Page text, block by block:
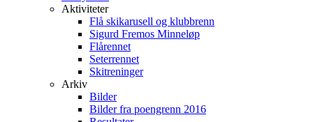
Aktiviteter
Flå skikarusell og klubbrenn
Sigurd Fremos Minneløp
Flårennet
Seterrennet
Skitreninger
Arkiv
Bilder
Bilder fra poengrenn 2016